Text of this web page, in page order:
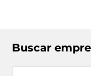
Buscar